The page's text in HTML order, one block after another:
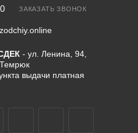
ЗАКАЗАТЬ ЗВОНОК
- ул. Ленина, 94,
Темрюк
выдачи платная